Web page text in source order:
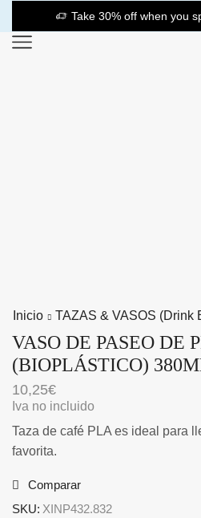
Take 30% off when you
Inicio TAZAS & VASOS (drink
VASO DE PASEO DE
(BIOPLÁSTICO)
10,25€
Iva no incluido
Taza de café PLA es ideal para
favorita.
Comparar
SKU: XINP432.832